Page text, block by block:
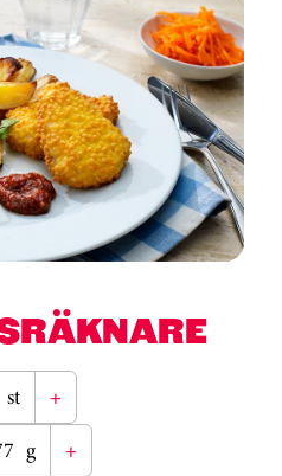
st
+
g
+